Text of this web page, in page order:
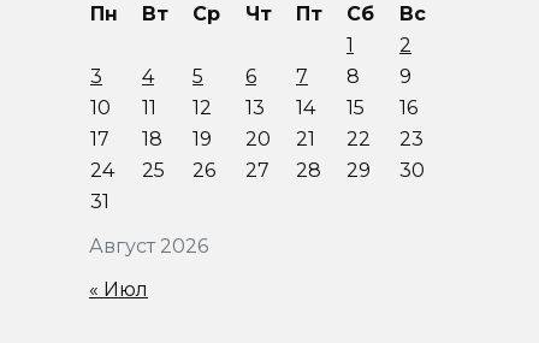
Август 2026
Пн Вт Ср Чт Пт Сб
Вс
1
2
3
4 5 6 7 8
9
10
11 12 13 14 15
16
17
18 19 20 21 22
23
24
25 26 27 28 29
30
31
« Июл